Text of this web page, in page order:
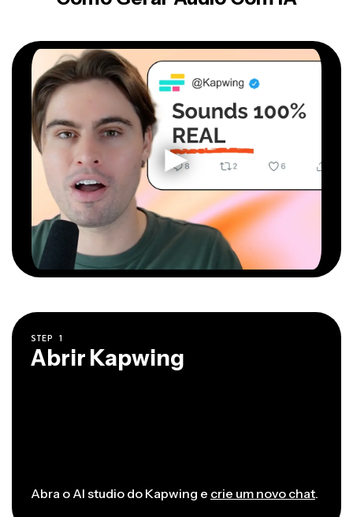
STEP 1
Abrir Kapwing
Abra o AI studio do Kapwing e crie um novo chat.